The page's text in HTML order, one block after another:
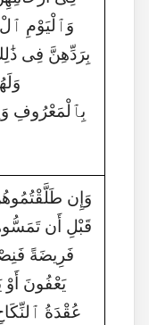
وَٱلْيَوْمِ
بِرَدِّهِنَّ فِى
بِٱلْمَعْرُوفِ
قَبْلِ أَن
فَرِيضَةً
يَعْفُونَ
عُقْدَةُ